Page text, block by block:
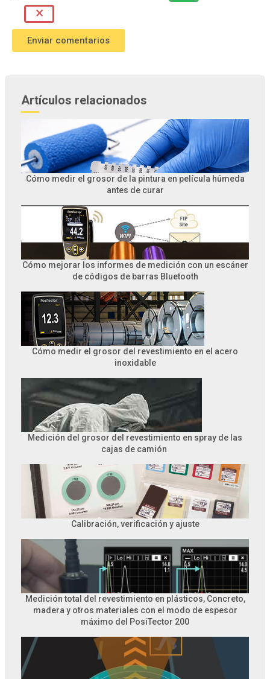
×
Artículos relacionados
Cómo medir el grosor de la pintura en película húmeda
antes de curar
Cómo mejorar los informes de medición con un escáner
de códigos de barras Bluetooth
Cómo medir el grosor del revestimiento en el acero
inoxidable
Medición del grosor del revestimiento en spray de las
cajas de camión
Calibración, verificación y ajuste
Medición total del revestimiento en plásticos, Concreto,
madera y otros materiales con el modo de espesor
máximo del PosiTector 200